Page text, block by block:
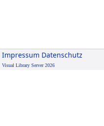
Impressum Datenschutz
Visual Library Server 2026